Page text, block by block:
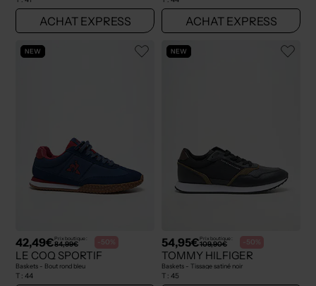
ACHAT EXPRESS ACHAT EXPRESS
NEW
42,49€Prix boutique :
84,99€ -50%
LE COQ SPORTIF
Baskets - Bout rond bleu
T : 44
NEW
54,95€Prix boutique :
109,90€ -50%
TOMMY HILFIGER
Baskets - Tissage satiné noir
T : 45